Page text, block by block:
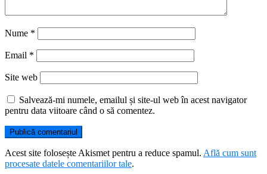
Nume *
Email *
Site web
Salvează-mi numele, emailul și site-ul web în acest navigator
pentru data viitoare când o să comentez.
Acest site folosește Akismet pentru a reduce spamul. Află cum sunt
procesate datele comentariilor tale.